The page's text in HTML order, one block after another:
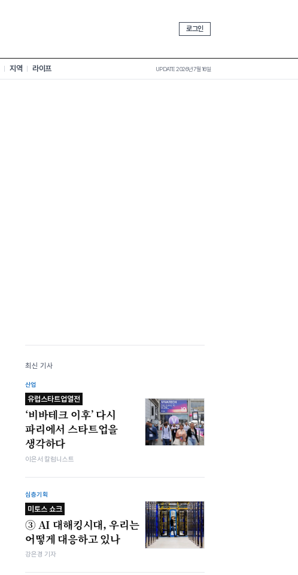
로그인
지역 라이프 UPDATE 2026년 7월 16일
최신 기사
산업
유럽스타트업열전
‘비바테크 이후’ 다시
파리에서 스타트업을
생각하다
이은서 칼럼니스트
심층기획
미토스 쇼크
③ AI 대해킹시대, 우리는
어떻게 대응하고 있나
강은경 기자